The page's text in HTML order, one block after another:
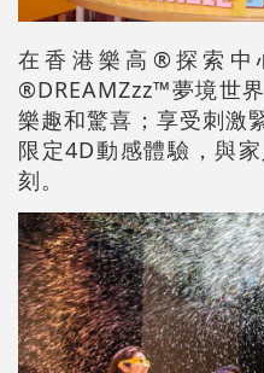
在香港樂高®探索中
®DREAMZzz™夢境世
樂趣和驚喜；享受刺激
限定4D動感體驗，與
刻。